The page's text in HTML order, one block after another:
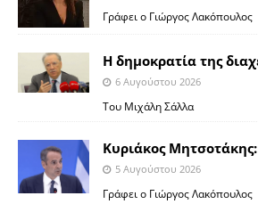
Γράφει ο Γιώργος Λακόπουλος
Η δημοκρατία της
6 Αυγούστου 2026
Του Μιχάλη Σάλλα
Κυριάκος
5 Αυγούστου 2026
Γράφει ο Γιώργος Λακόπουλος